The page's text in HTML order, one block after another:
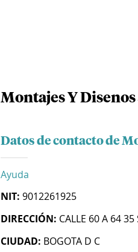
Montajes Y Disenos
Datos de contacto de
Ayuda
NIT: 9012261925
DIRECCIÓN: CALLE 60 A 64 35
CIUDAD: BOGOTA D C